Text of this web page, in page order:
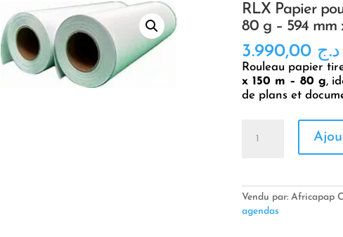
RLX Papier
80 g – 594 mm
د.ج 3.990,00
Rouleau papier
x 150 m – 80 g,
de plans et
Tireuse
de
Vendu par: Africapap
agendas